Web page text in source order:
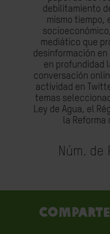
debilitamiento
mismo tiempo,
mediático que
desinformación en
en profundidad
conversación
actividad en
temas
Ley de Agua, el
la Reforma
Núm. de